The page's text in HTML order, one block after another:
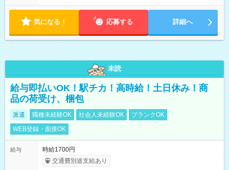
気になる！ 応募する 詳細へ
未読
給与即払いOK！駅チカ！高時給！土日休み！商
品の荷受け、梱包
派遣 職種未経験OK 社会人未経験OK
ブランクOK
WEB登録・面接OK
給与
時給1700円
交通費別途支給あり